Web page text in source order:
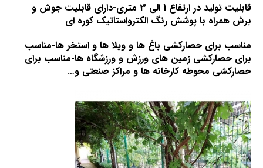
قابلیت تولید در ارتفاع 1 الی 3 متری-دارای قابلیت جوش و
برش همراه با پوشش رنگ الکترواستاتیک کوره ای
مناسب برای حصارکشی باغ ها و ویلا ها و استخر ها-مناسب
برای حصارکشی زمین های ورزش و ورزشگاه ها-مناسب برای
حصارکشی محوطه کارخانه ها و مراکز صنعتی و…